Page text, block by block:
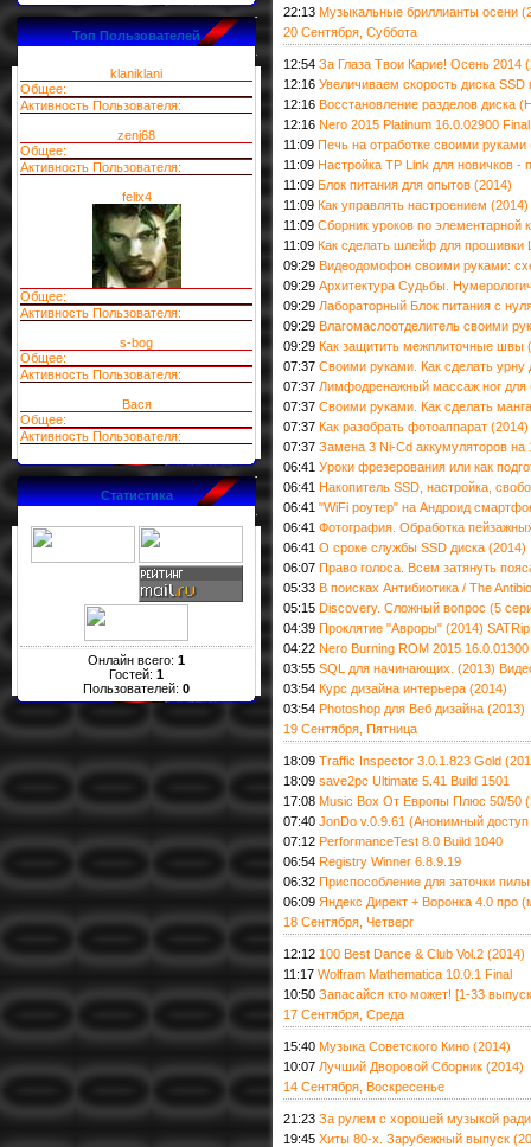
Топ Пользователей
klaniklani
Общее:
Активность Пользователя:
zenj68
Общее:
Активность Пользователя:
felix4
Общее:
Активность Пользователя:
s-bog
Общее:
Активность Пользователя:
Вася
Общее:
Активность Пользователя:
Статистика
Онлайн всего: 1
Гостей: 1
Пользователей: 0
22:13 Музыкальные бриллианты осени
20 Сентября, Суббота
12:54 За Глаза Твои Карие! Осень 2014
12:16 Увеличиваем скорость диска SSD
12:16 Восстановление разделов диска
12:16 Nero 2015 Platinum 16.0.02900
11:09 Печь на отработке своими руками
11:09 Настройка TP Link для новичков -
11:09 Блок питания для опытов (2014)
11:09 Как управлять настроением (2014)
11:09 Сборник уроков по элементарной
11:09 Как сделать шлейф для прошивки
09:29 Видеодомофон своими руками:
09:29 Архитектура Судьбы.
09:29 Лабораторный Блок питания с
09:29 Влагомаслоотделитель своими
09:29 Как защитить межплиточные швы
07:37 Своими руками. Как сделать урну
07:37 Лимфодренажный массаж ног для
07:37 Своими руками. Как сделать
07:37 Как разобрать фотоаппарат (2014)
07:37 Замена 3 Ni-Cd аккумуляторов на
06:41 Уроки фрезерования или как
06:41 Накопитель SSD, настройка,
06:41 "WiFi роутер" на Андроид
06:41 Фотография. Обработка
06:41 О сроке службы SSD диска (2014)
06:07 Право голоса. Всем затянуть
05:33 В поисках Антибиотика / The
05:15 Discovery. Сложный вопрос (5
04:39 Проклятие "Авроры" (2014) SATRip
04:22 Nero Burning ROM 2015
03:55 SQL для начинающих. (2013)
03:54 Курс дизайна интерьера (2014)
03:54 Photoshop для Веб дизайна (2013)
19 Сентября, Пятница
18:09 Traffic Inspector 3.0.1.823 Gold
18:09 save2pc Ultimate 5.41 Build 1501
17:08 Music Box От Европы Плюс 50/50
07:40 JonDo v.0.9.61 (Анонимный
07:12 PerformanceTest 8.0 Build 1040
06:54 Registry Winner 6.8.9.19
06:32 Приспособление для заточки
06:09 Яндекс Директ + Воронка 4.0 про
18 Сентября, Четверг
12:12 100 Best Dance & Club Vol.2 (2014)
11:17 Wolfram Mathematica 10.0.1 Final
10:50 Запасайся кто может! [1-33
17 Сентября, Среда
15:40 Музыка Советского Кино (2014)
10:07 Лучший Дворовой Сборник (2014)
14 Сентября, Воскресенье
21:23 За рулем с хорошей музыкой
19:45 Хиты 80-х. Зарубежный выпуск